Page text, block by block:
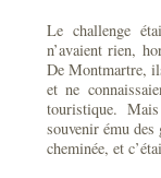
Le challenge
n’avaient rien,
De Montmartre,
et ne
touristique.
souvenir ému des
cheminée, et